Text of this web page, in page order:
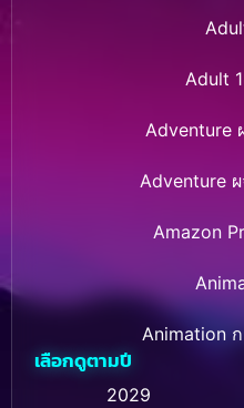
Adult
Adventure
Adventure
Amazon
Animation
Animation
เลือกดูตามปี
2029